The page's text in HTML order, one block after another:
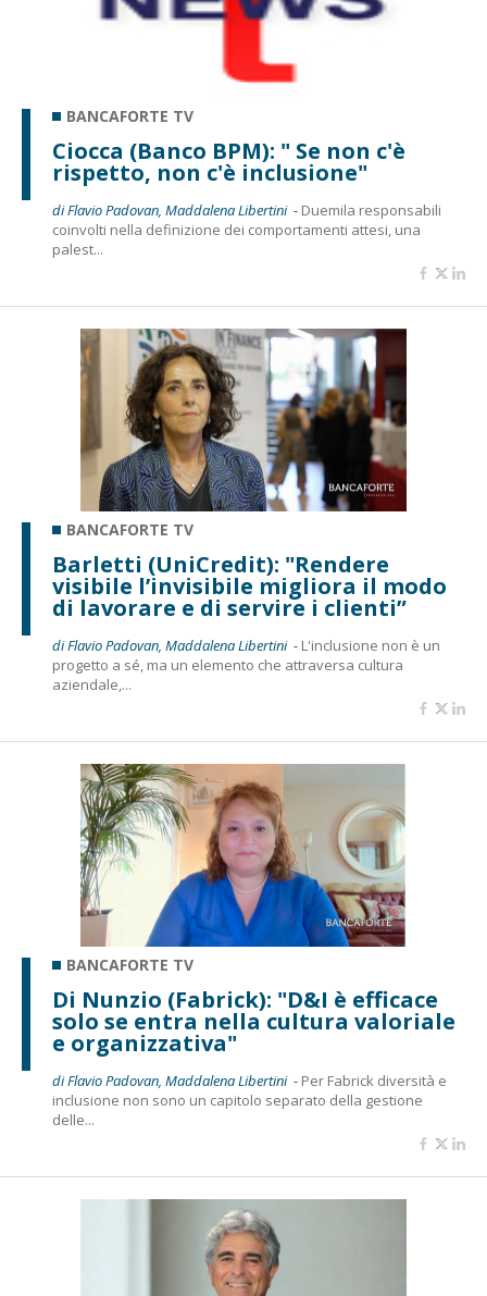
BANCAFORTE TV
Ciocca (Banco BPM): " Se non c'è
rispetto, non c'è inclusione"
di Flavio Padovan, Maddalena Libertini - Duemila responsabili
coinvolti nella definizione dei comportamenti attesi, una
palest...
BANCAFORTE TV
Barletti (UniCredit): "Rendere
visibile l’invisibile migliora il modo
di lavorare e di servire i clienti”
di Flavio Padovan, Maddalena Libertini - L'inclusione non è un
progetto a sé, ma un elemento che attraversa cultura
aziendale,...
BANCAFORTE TV
Di Nunzio (Fabrick): "D&I è efficace
solo se entra nella cultura valoriale
e organizzativa"
di Flavio Padovan, Maddalena Libertini - Per Fabrick diversità e
inclusione non sono un capitolo separato della gestione
delle...